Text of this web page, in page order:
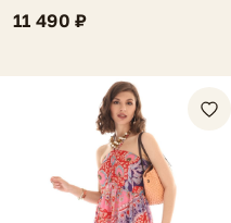
11 490 ₽